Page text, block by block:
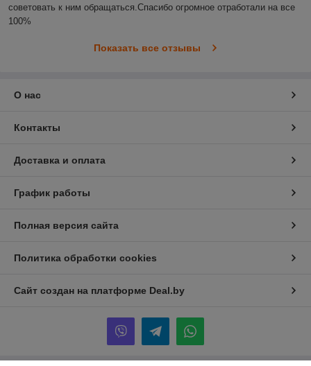
советовать к ним обращаться.Спасибо огромное отработали на все
100%
Показать все отзывы
О нас
Контакты
Доставка и оплата
График работы
Полная версия сайта
Политика обработки cookies
Сайт создан на платформе Deal.by